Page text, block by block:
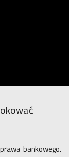
bankowego.